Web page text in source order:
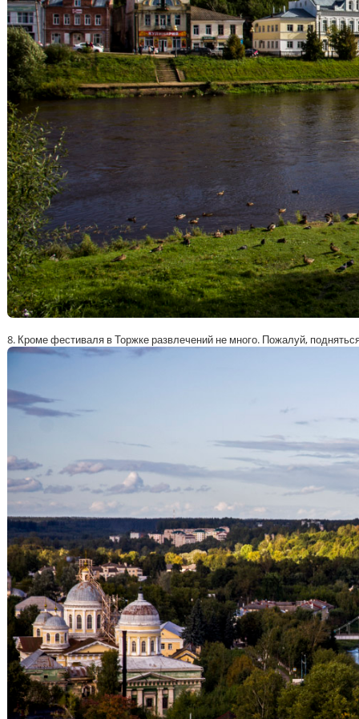
8. Кроме фестиваля в Торжке развлечений не много. Пожалуй,